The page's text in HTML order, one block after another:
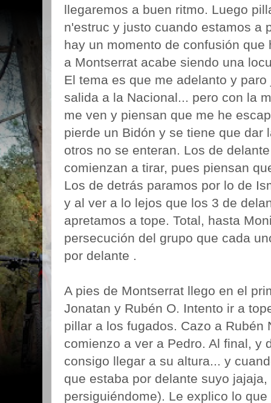
llegaremos a buen ritmo. Luego
n'estruc y justo cuando estamos a
hay un momento de confusión
a Montserrat acabe siendo una
El tema es que me adelanto y
salida a la Nacional... pero con la
me ven y piensan que me he
pierde un Bidón y se tiene que dar
otros no se enteran. Los de
comienzan a tirar, pues piensan
Los de detrás paramos por lo de
y al ver a lo lejos que los 3 de
apretamos a tope. Total, hasta
persecución del grupo que cada
por delante .
A pies de Montserrat llego en el
Jonatan y Rubén O. Intento ir a
pillar a los fugados. Cazo a Rubén
comienzo a ver a Pedro. Al final, y
consigo llegar a su altura... y
que estaba por delante suyo
persiguiéndome). Le explico lo